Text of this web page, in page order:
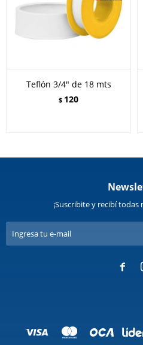
Teflón 3/4" de 18 mts
$ 120
¡Suscribite y recibí
